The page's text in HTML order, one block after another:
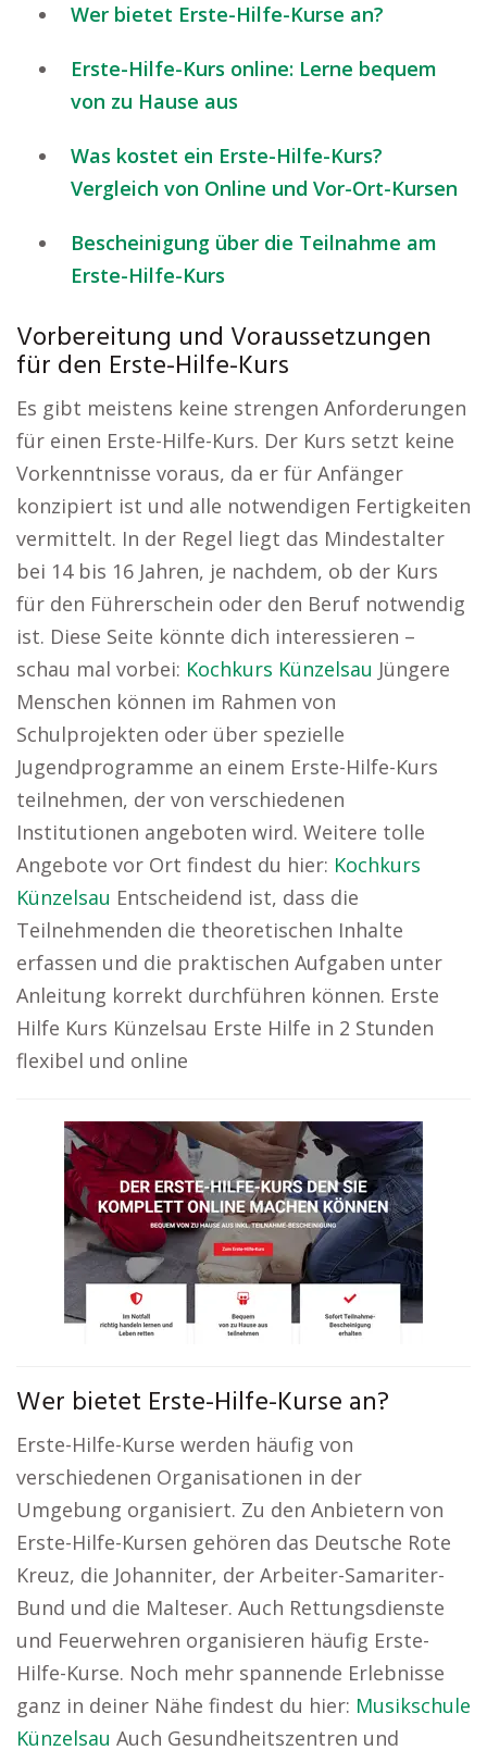
Wer bietet Erste-Hilfe-Kurse an?
Erste-Hilfe-Kurs online: Lerne bequem
von zu Hause aus
Was kostet ein Erste-Hilfe-Kurs?
Vergleich von Online und Vor-Ort-Kursen
Bescheinigung über die Teilnahme am
Erste-Hilfe-Kurs
Vorbereitung und Voraussetzungen
für den Erste-Hilfe-Kurs
Es gibt meistens keine strengen Anforderungen
für einen Erste-Hilfe-Kurs. Der Kurs setzt keine
Vorkenntnisse voraus, da er für Anfänger
konzipiert ist und alle notwendigen Fertigkeiten
vermittelt. In der Regel liegt das Mindestalter
bei 14 bis 16 Jahren, je nachdem, ob der Kurs
für den Führerschein oder den Beruf notwendig
ist. Diese Seite könnte dich interessieren –
schau mal vorbei: Kochkurs Künzelsau Jüngere
Menschen können im Rahmen von
Schulprojekten oder über spezielle
Jugendprogramme an einem Erste-Hilfe-Kurs
teilnehmen, der von verschiedenen
Institutionen angeboten wird. Weitere tolle
Angebote vor Ort findest du hier: Kochkurs
Künzelsau Entscheidend ist, dass die
Teilnehmenden die theoretischen Inhalte
erfassen und die praktischen Aufgaben unter
Anleitung korrekt durchführen können. Erste
Hilfe Kurs Künzelsau Erste Hilfe in 2 Stunden
flexibel und online
Wer bietet Erste-Hilfe-Kurse an?
Erste-Hilfe-Kurse werden häufig von
verschiedenen Organisationen in der
Umgebung organisiert. Zu den Anbietern von
Erste-Hilfe-Kursen gehören das Deutsche Rote
Kreuz, die Johanniter, der Arbeiter-Samariter-
Bund und die Malteser. Auch Rettungsdienste
und Feuerwehren organisieren häufig Erste-
Hilfe-Kurse. Noch mehr spannende Erlebnisse
ganz in deiner Nähe findest du hier: Musikschule
Künzelsau Auch Gesundheitszentren und